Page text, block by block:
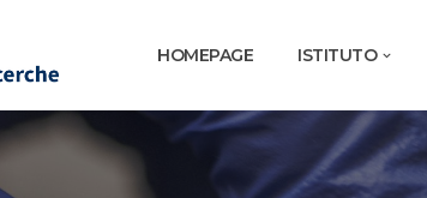
HOMEPAGE ISTITUTO